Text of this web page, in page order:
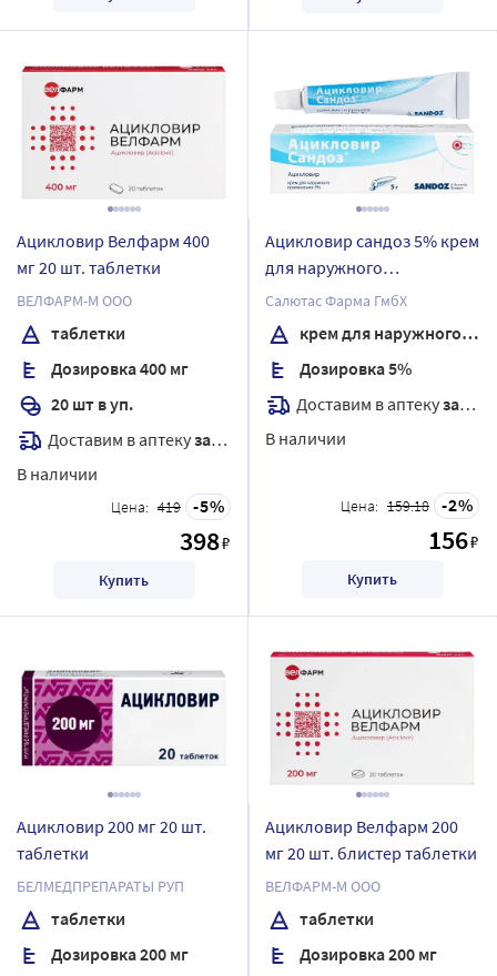
Ацикловир Велфарм 400
мг 20 шт. таблетки
ВЕЛФАРМ-М ООО
таблетки
Дозировка 400 мг
20 шт в уп.
Доставим в аптекузавтра
В наличии
Цена: 419 5
398₽
Купить
Ацикловир сандоз 5% крем
для наружного
применения 5 гр
Салютас Фарма ГмбХ
крем для наружного применения
Дозировка 5%
Доставим в аптекузавтра
В наличии
Цена: 159.18 2
156₽
Купить
Ацикловир 200 мг 20 шт.
таблетки
БЕЛМЕДПРЕПАРАТЫ РУП
таблетки
Дозировка 200 мг
Ацикловир Велфарм 200
мг 20 шт. блистер таблетки
ВЕЛФАРМ-М ООО
таблетки
Дозировка 200 мг